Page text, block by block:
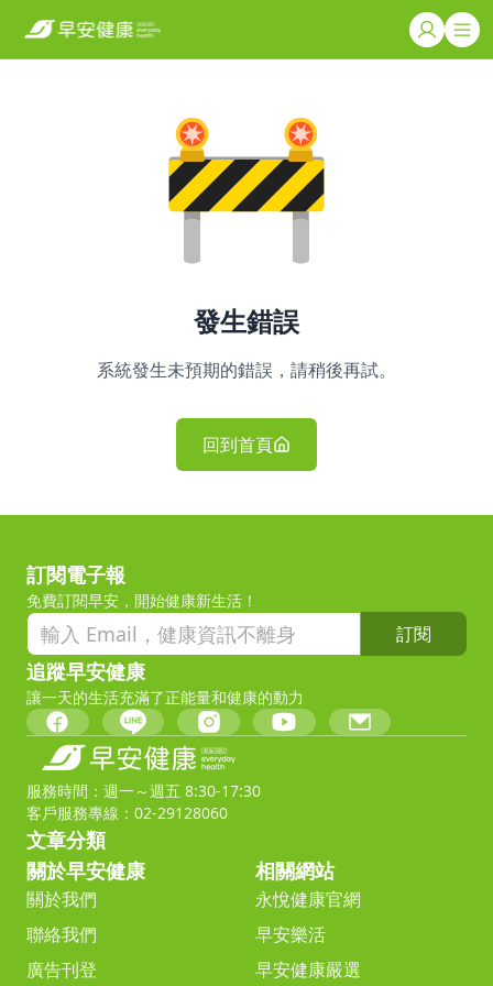
發生錯誤
系統發生未預期的錯誤，請稍後再試。
回到首頁
訂閱電子報
免費訂閱早安，開始健康新生活！
訂閱
追蹤早安健康
讓一天的生活充滿了正能量和健康的動力
服務時間：週一～週五 8:30-17:30
客戶服務專線：02-29128060
文章分類
關於早安健康
關於我們
聯絡我們
廣告刊登
相關網站
永悅健康官網
早安樂活
早安健康嚴選